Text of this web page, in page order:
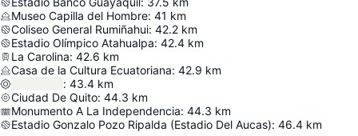
Museo Capilla del Hombre: 41 km
Coliseo General Rumiñahui: 42.2 km
Estadio Olímpico Atahualpa: 42.4 km
La Carolina: 42.6 km
Casa de la Cultura Ecuatoriana: 42.9 km
: 43.4 km
Ciudad De Quito: 44.3 km
Monumento A La Independencia: 44.3 km
Estadio Gonzalo Pozo Ripalda (Estadio Del Aucas): 46.4 km